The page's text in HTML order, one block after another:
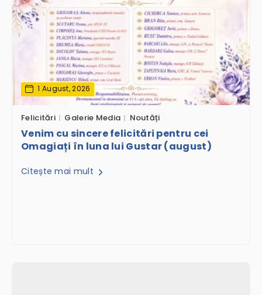
1 August, 2026
Felicitări Galerie Media Noutăți
Venim cu sincere felicitări pentru cei
Omagiați în luna lui Gustar (august)
Citește mai mult